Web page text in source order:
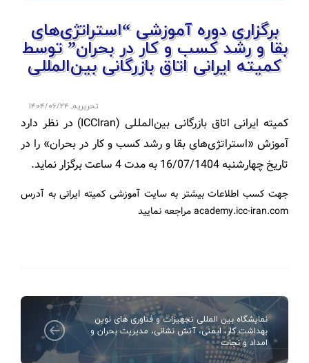
برگزاری دوره آموزشی “استراتژی‌های
بقا و رشد کسب و کار در بحران” توسط
کمیته ایرانی اتاق بازرگانی بین‌المللی
تحریریه, ۱۴۰۴/۰۶/۲۴
کمیته ایرانی اتاق بازرگانی بین‌المللی (ICCIran) در نظر دارد
آموزش «استراتژی‌های بقا و رشد کسب و کار در بحران» را در
تاریخ چهارشنبه 16/07/1404 به مدت 4 ساعت برگزار نماید.
جهت کسب اطلاعات بیشتر به سایت آموزشی کمیته ایرانی به آدرس
academy.icc-iran.com مراجعه نمایید
نمایشگاه بین المللی تجهیزات و فناوری های نوین
بهداشت کار، ایمنی، آتش نشانی، مدیریت بحران و
امداد و نجات